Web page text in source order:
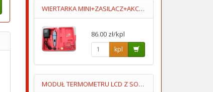
WIERTARKA MINI+ZASILACZ+AKCESORIA
86.00 zł/kpl
kpl
MODUŁ TERMOMETRU LCD Z SONDĄ -50ST+100ST PRZEWÓD 5M